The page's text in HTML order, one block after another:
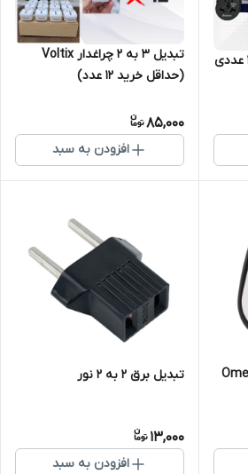
تبدیل 3 به ۲ مرکان پک 24 عددی
تبدیل 3 به 2 چراغدار Voltix
(حداقل خرید ۱۲ عدد)
85,000
افزودن به سبد
تبدیل برق 2 به 2 نور
13,000
افزودن به سبد